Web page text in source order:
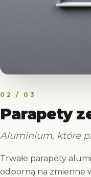
02 / 03
Parapety
Aluminium, które
Trwałe parapety
odporną na zmienne